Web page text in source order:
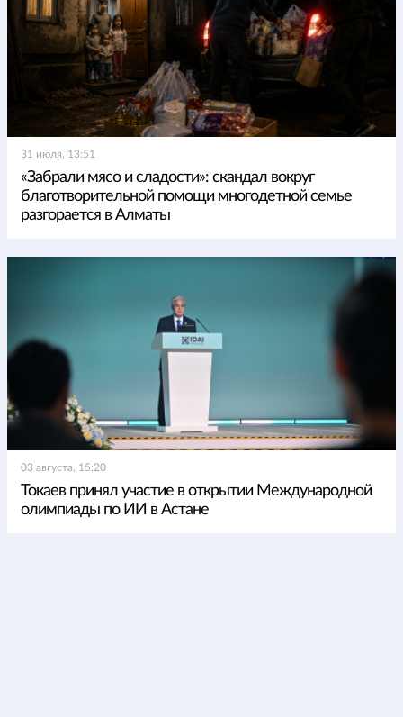
31 июля, 13:51
«Забрали мясо и сладости»: скандал вокруг
благотворительной помощи многодетной семье
разгорается в Алматы
03 августа, 15:20
Токаев принял участие в открытии Международной
олимпиады по ИИ в Астане